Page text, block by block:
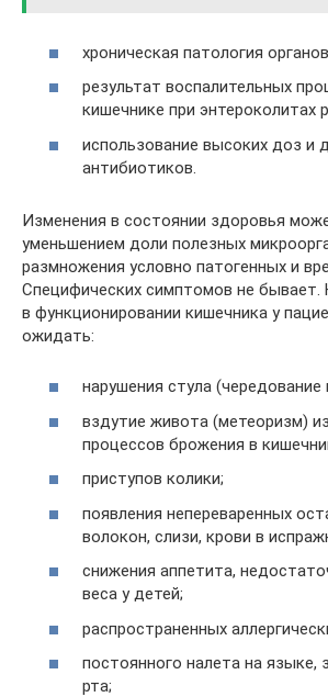
хроническая патология
результат воспалительных
кишечнике при энтероколитах
использование высоких доз и
антибиотиков.
Изменения в состоянии здоровья
уменьшением доли полезных
размножения условно патогенных и
Специфических симптомов не бывает.
в функционировании кишечника у
ожидать:
нарушения стула (чередование
вздутие живота (метеоризм)
процессов брожения в
приступов колики;
появления непереваренных
волокон, слизи, крови в
снижения аппетита,
веса у детей;
распространенных
постоянного налета на языке,
рта;